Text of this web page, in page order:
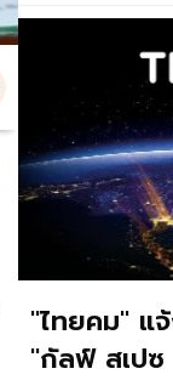
"ไทยคม" แ
"กัลฟ์ สเปซ